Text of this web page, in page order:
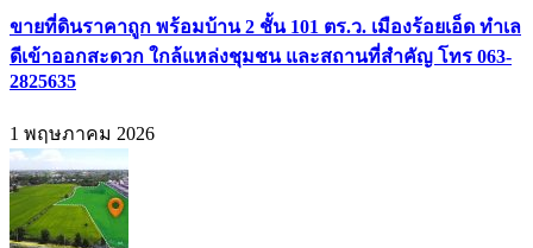
ขายที่ดินราคาถูก พร้อมบ้าน 2 ชั้น 101 ตร.ว. เมืองร้อยเอ็ด ทำเล
ดีเข้าออกสะดวก ใกล้แหล่งชุมชน และสถานที่สำคัญ โทร 063-
2825635
1 พฤษภาคม 2026